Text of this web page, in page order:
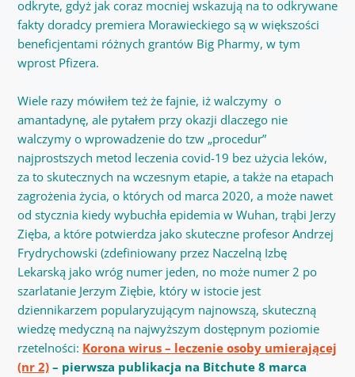
odkryte, gdyż jak coraz mocniej wskazują na to odkrywane
fakty doradcy premiera Morawieckiego są w większości
beneficjentami różnych grantów Big Pharmy, w tym
wprost Pfizera.
Wiele razy mówiłem też że fajnie, iż walczymy o
amantadynę, ale pytałem przy okazji dlaczego nie
walczymy o wprowadzenie do tzw „procedur”
najprostszych metod leczenia covid-19 bez użycia leków,
za to skutecznych na wczesnym etapie, a także na etapach
zagrożenia życia, o których od marca 2020, a może nawet
od stycznia kiedy wybuchła epidemia w Wuhan, trąbi Jerzy
Zięba, a które potwierdza jako skuteczne profesor Andrzej
Frydrychowski (zdefiniowany przez Naczelną Izbę
Lekarską jako wróg numer jeden, no może numer 2 po
szarlatanie Jerzym Ziębie, który w istocie jest
dziennikarzem popularyzującym najnowszą, skuteczną
wiedzę medyczną na najwyższym dostępnym poziomie
rzetelności: Korona wirus – leczenie osoby umierającej
(nr 2)– pierwsza publikacja na Bitchute 8 marca